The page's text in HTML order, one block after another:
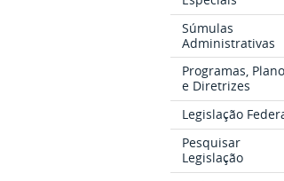
Súmulas
Administrativas
Programas,
e Diretrizes
Legislação
Pesquisar
Legislação